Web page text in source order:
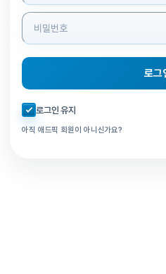
로그
자동로그인 체크
로그인 유지
아직 애드픽 회원이 아니신가요?